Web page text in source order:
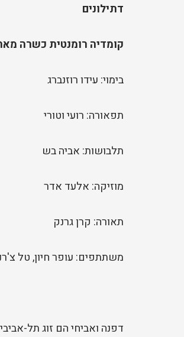
דתילונים
קומדיה רומנטית כשרה
בימוי: עידו רוזנברג
תפאורה: רועי וטורי
תלבושות: אביה בש
מוזיקה: אלעד אדר
תאורה: קרן גרנק
משתתפים: עופר חיון, טל
דפנה ואביחי הם זוג תל-